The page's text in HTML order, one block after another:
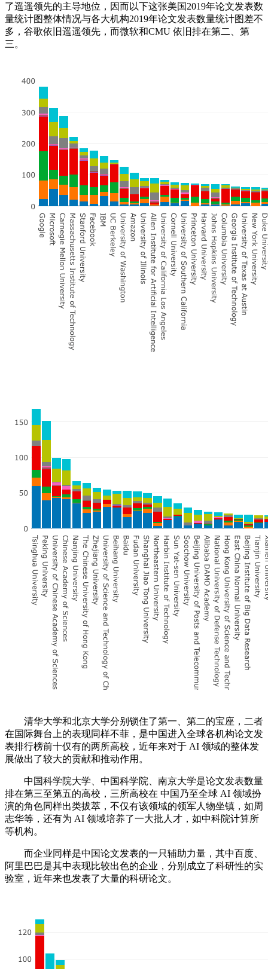
了遥遥领先的主导地位，因而以下这张美国2019年论文发表数
量统计图整体情况与各大机构2019年论文发表数量统计图差不
多，谷歌依旧遥遥领先，而微软和CMU 依旧排在第二、第
三。
清华大学和北京大学分别锁住了第一、第二的宝座，二者
在国际舞台上的表现同样不菲，是中国进入全球各机构论文发
表排行榜前十仅有的两所高校，近年来对于 AI 领域的整体发
展做出了较大的贡献和推动作用。
中国科学院大学、中国科学院、南京大学是论文发表数量
排在第三至第五的高校，三所高校在 中国乃至全球 AI 领域扮
演的角色同样出类拔萃，不仅有该领域的领军人物坐镇，如周
志华等，还有为 AI 领域培养了一大批人才，如中科院计算所
等机构。
而企业同样是中国论文发表的一只辅助力量，其中百度、
阿里巴巴是其中表现比较出色的企业，分别成立了科研性的实
验室，近年来也发表了大量的科研论文。